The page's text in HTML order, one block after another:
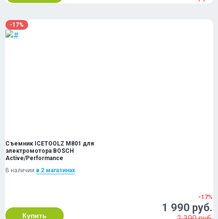
-17%
Съемник ICETOOLZ M801 для
электромотора BOSCH
Active/Performance
В наличии в 2 магазинах
Купить
-17%
1 990 руб.